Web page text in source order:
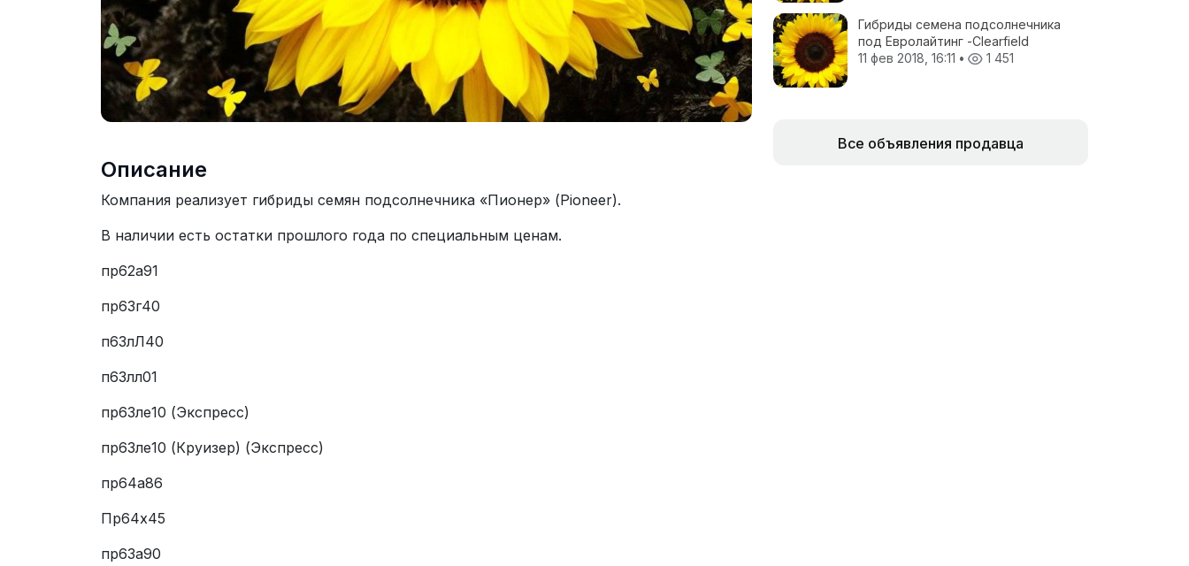
Описание
Компания реализует гибриды семян подсолнечника «Пионер» (Pioneer).
В наличии есть остатки прошлого года по специальным ценам.
пр62а91
пр63г40
п63лЛ40
п63лл01
пр63ле10 (Экспресс)
пр63ле10 (Круизер) (Экспресс)
пр64а86
Пр64х45
пр63а90
Гибриды семена подсолнечника
под Евролайтинг -Сlearfield
11 фев 2018, 16:11 • 1 451
Все объявления продавца